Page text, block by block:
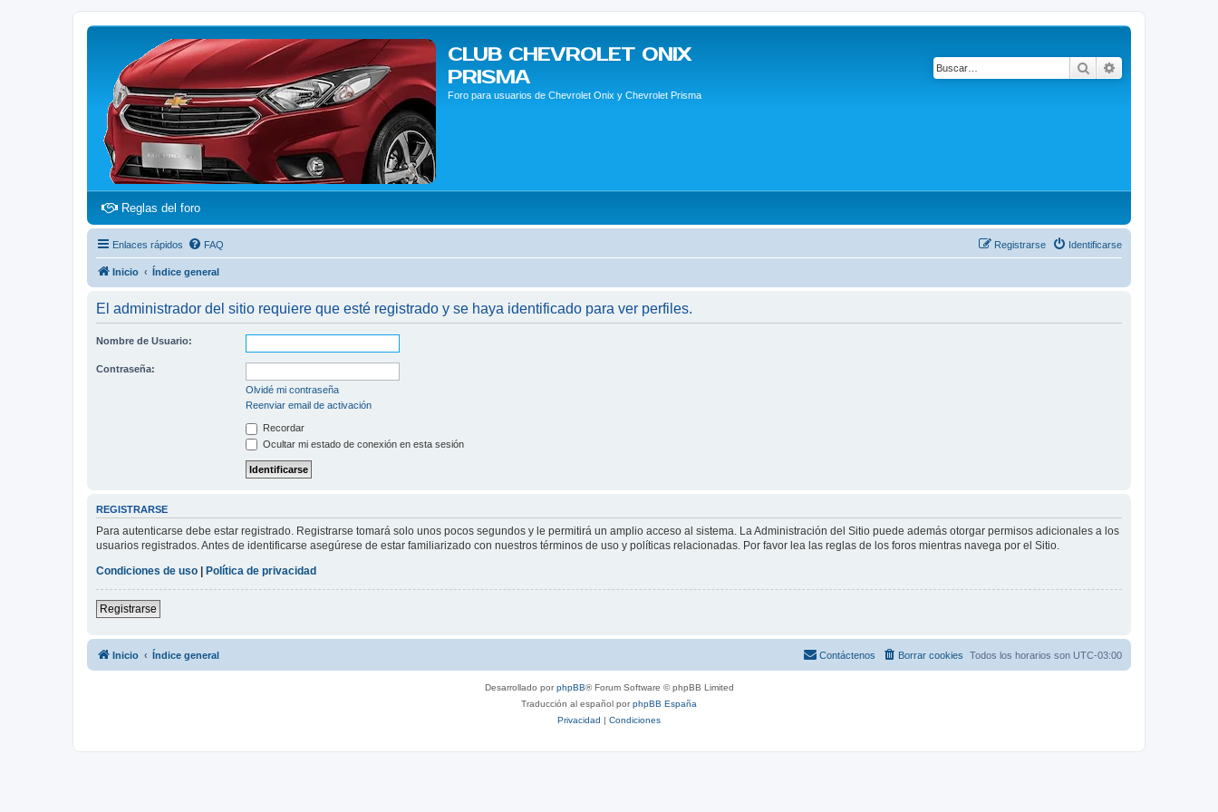
CLUB CHEVROLET ONIX
PRISMA
Foro para usuarios de Chevrolet Onix y Chevrolet Prisma
Buscar
Reglas del foro(Opens a new tab)
Enlaces rápidos FAQ Identificarse
Registrarse
Inicio Índice general
El administrador del sitio requiere que esté registrado y se haya identificado para ver perfiles.
Nombre de Usuario:
Contraseña:
Olvidé mi contraseña
Reenviar email de activación
Recordar
Ocultar mi estado de conexión en esta sesión
REGISTRARSE
Para autenticarse debe estar registrado. Registrarse tomará solo unos pocos segundos y le permitirá un amplio acceso al sistema. La Administración del Sitio puede además otorgar permisos adicionales a los
usuarios registrados. Antes de identificarse asegúrese de estar familiarizado con nuestros términos de uso y políticas relacionadas. Por favor lea las reglas de los foros mientras navega por el Sitio.
Condiciones de uso | Política de privacidad
Registrarse
Inicio Índice general Todos los horarios son UTC-03:00
Borrar cookies
Contáctenos
Desarrollado porphpBB® Forum Software © phpBB Limited
Traducción al español porphpBB España
Privacidad | Condiciones